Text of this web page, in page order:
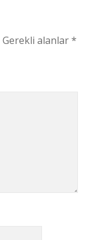
Gerekli alanlar*